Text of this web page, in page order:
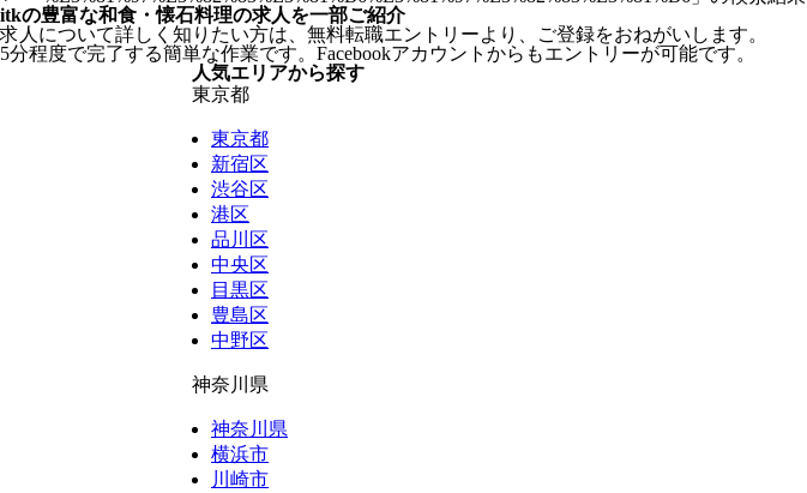
itkの豊富な和食・懐石料理の求人を一部ご紹介
求人について詳しく知りたい方は、無料転職エントリーより、ご登録をおねがいします。
5分程度で完了する簡単な作業です。Facebookアカウントからもエントリーが可能です。
人気エリアから探す
東京都
東京都
新宿区
渋谷区
港区
品川区
中央区
目黒区
豊島区
中野区
神奈川県
神奈川県
横浜市
川崎市